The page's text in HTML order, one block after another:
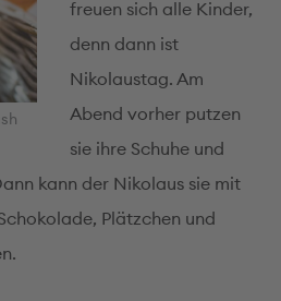
freuen sich alle Kinder,
denn dann ist
Nikolaustag. Am
Abend vorher putzen
sie ihre Schuhe und
kann der Nikolaus sie mit
Plätzchen und